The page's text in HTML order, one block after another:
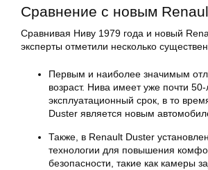
Сравнение с новым
Сравнивая Ниву 1979 года и новый
эксперты отметили несколько
Первым и наиболее значимым
возраст. Нива имеет уже почти 50-
эксплуатационный срок, в то
Duster является новым
Также, в Renault Duster
технологии для повышения
безопасности, такие как камеры